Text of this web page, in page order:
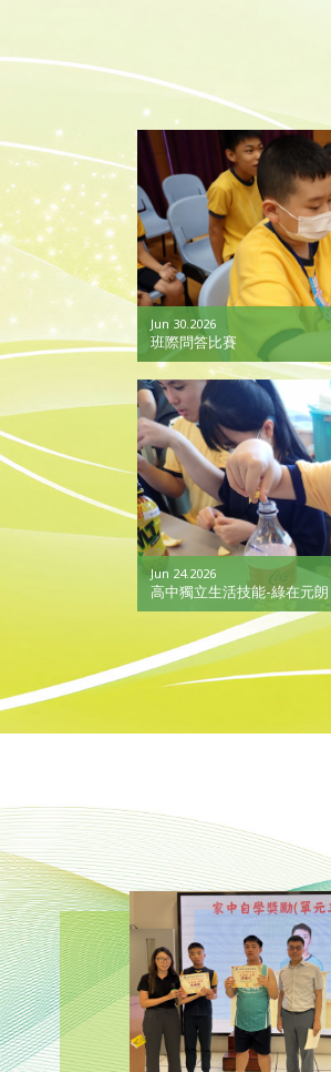
Jun 30.2026
班際問答比賽
Jun 24.2026
高中獨立生活技能-綠在元朗